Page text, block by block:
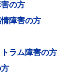
の方
障害の方
ラム障害の方